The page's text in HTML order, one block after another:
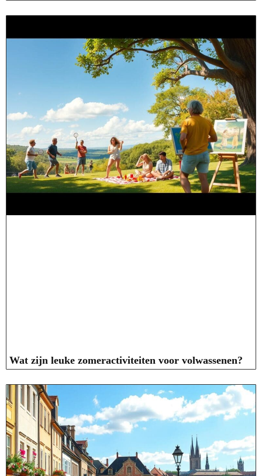
Wat zijn leuke zomeractiviteiten voor volwassenen?